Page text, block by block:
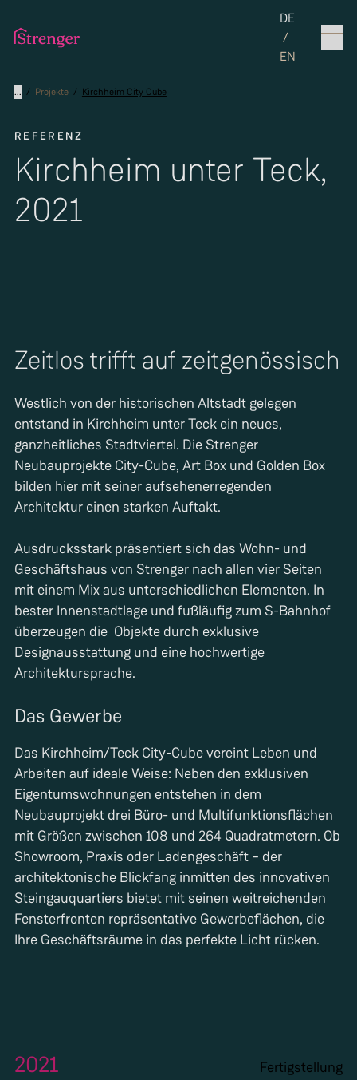
Set the
DE
/
EN
... / Projekte / Kirchheim City Cube
REFERENZ
Kirchheim unter Teck,
2021
Zeitlos trifft auf zeitgenössisch
Westlich von der historischen Altstadt gelegen
entstand in Kirchheim unter Teck ein neues,
ganzheitliches Stadtviertel. Die Strenger
Neubauprojekte City-Cube, Art Box und Golden Box
bilden hier mit seiner aufsehenerregenden
Architektur einen starken Auftakt.
Ausdrucksstark präsentiert sich das Wohn- und
Geschäftshaus von Strenger nach allen vier Seiten
mit einem Mix aus unterschiedlichen Elementen. In
bester Innenstadtlage und fußläufig zum S-Bahnhof
überzeugen die Objekte durch exklusive
Designausstattung und eine hochwertige
Architektursprache.
Das Gewerbe
Das Kirchheim/Teck City-Cube vereint Leben und
Arbeiten auf ideale Weise: Neben den exklusiven
Eigentumswohnungen entstehen in dem
Neubauprojekt drei Büro- und Multifunktionsflächen
mit Größen zwischen 108 und 264 Quadratmetern. Ob
Showroom, Praxis oder Ladengeschäft – der
architektonische Blickfang inmitten des innovativen
Steingauquartiers bietet mit seinen weitreichenden
Fensterfronten repräsentative Gewerbeflächen, die
Ihre Geschäftsräume in das perfekte Licht rücken.
Fertigstellung
2021